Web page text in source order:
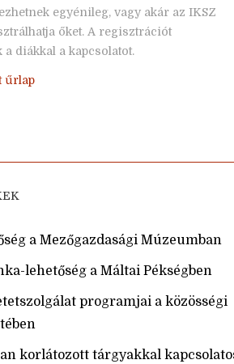
egyénileg, vagy akár az IKSZ
őket. A regisztrációt
diákkal a kapcsolatot.
űrlap
a Mezőgazdasági Múzeumban
lehetőség a Máltai Pékségben
programjai a közösségi
korlátozott tárgyakkal